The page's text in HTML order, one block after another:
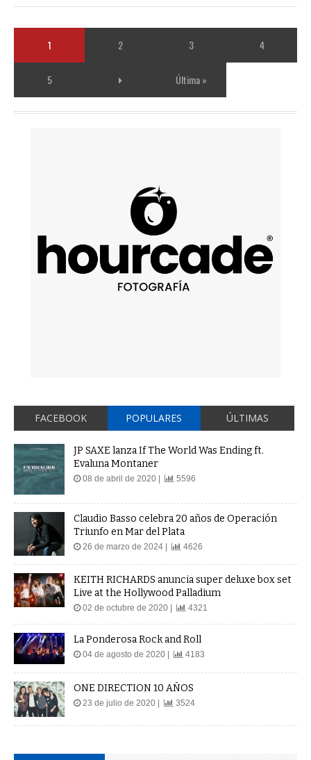
1 2 3 4
5 Última »
FACEBOOK POPULARES ÚLTIMAS
JP SAXE lanza If The World Was Ending ft.
Evaluna Montaner
08 de abril de 2020 | 5596
Claudio Basso celebra 20 años de Operación
Triunfo en Mar del Plata
26 de marzo de 2024 | 4626
KEITH RICHARDS anuncia super deluxe box set
Live at the Hollywood Palladium
02 de octubre de 2020 | 4321
La Ponderosa Rock and Roll
04 de agosto de 2020 | 4183
ONE DIRECTION 10 AÑOS
23 de julio de 2020 | 3524